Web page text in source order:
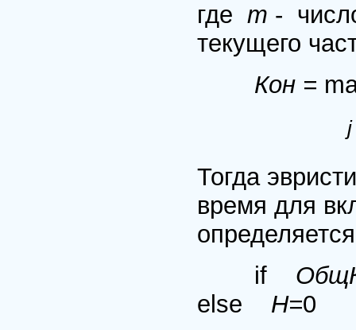
где m -
текущего
Кон =
j
Тогда
время для
if
else H=0